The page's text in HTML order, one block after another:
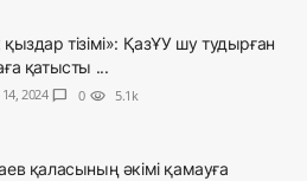
тізімі»: ҚазҰУ шу тудырған
қатысты ...
2024 chat_bubble 0 visibility 5.1k
қаласының әкімі қамауға